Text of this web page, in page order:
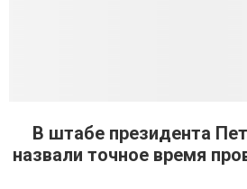
В штабе президента
назвали точное время